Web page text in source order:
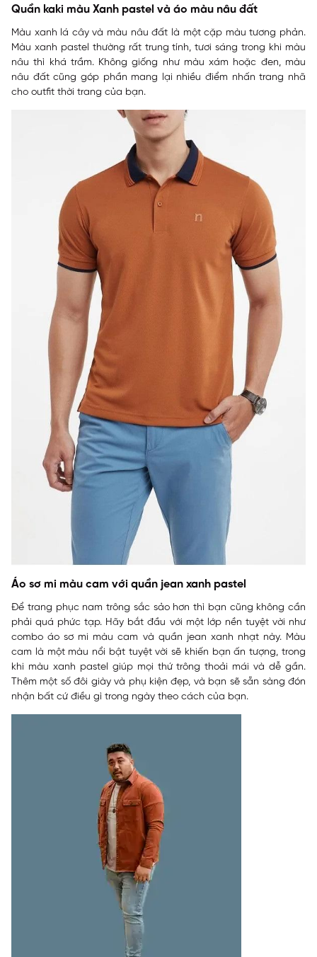
Quần kaki màu Xanh pastel và áo màu nâu đất
Màu xanh lá cây và màu nâu đất là một cặp màu tương phản.
Màu xanh pastel thường rất trung tính, tươi sáng trong khi màu
nâu thì khá trầm. Không giống như màu xám hoặc đen, màu
nâu đất cũng góp phần mang lại nhiều điểm nhấn trang nhã
cho outfit thời trang của bạn.
Áo sơ mi màu cam với quần jean xanh pastel
Để trang phục nam trông sắc sảo hơn thì bạn cũng không cần
phải quá phức tạp. Hãy bắt đầu với một lớp nền tuyệt vời như
combo áo sơ mi màu cam và quần jean xanh nhạt này. Màu
cam là một màu nổi bật tuyệt vời sẽ khiến bạn ấn tượng, trong
khi màu xanh pastel giúp mọi thứ trông thoải mái và dễ gần.
Thêm một số đôi giày và phụ kiện đẹp, và bạn sẽ sẵn sàng đón
nhận bất cứ điều gì trong ngày theo cách của bạn.